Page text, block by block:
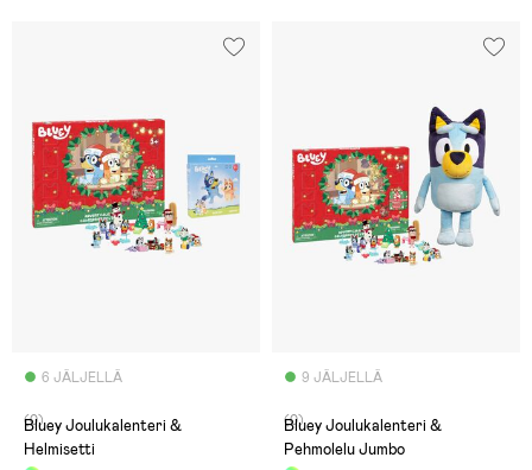
6 JÄLJELLÄ
(0)
Bluey Joulukalenteri &
Helmisetti
9 JÄLJELLÄ
(0)
Bluey Joulukalenteri &
Pehmolelu Jumbo